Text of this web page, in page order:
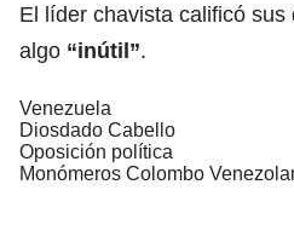
El líder chavista calificó
algo “inútil”.
Venezuela
Diosdado Cabello
Oposición política
Monómeros Colombo